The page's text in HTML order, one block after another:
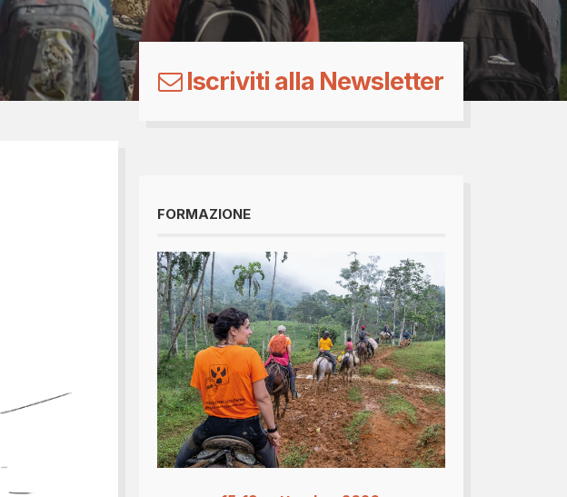
Emergenza Confini - Grecia
Donazione classica
Donazione continuativa
Apri la tua raccolta fondi
Tesseramento 2026
Iscriviti alla Newsletter
FORMAZIONE